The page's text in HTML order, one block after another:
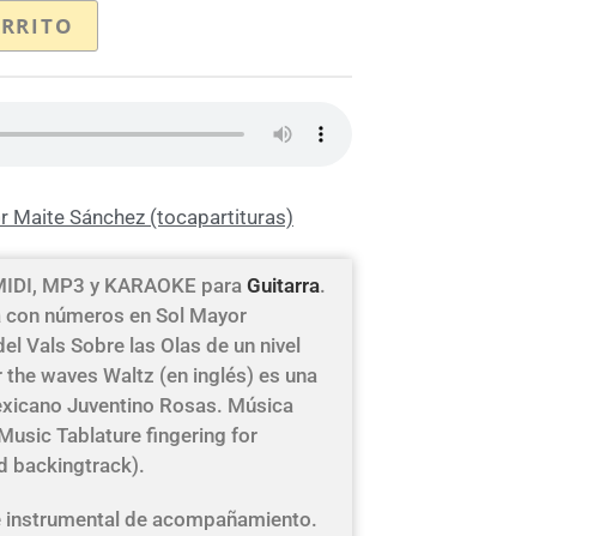
Maite Sánchez (tocapartituras)
MP3 y KARAOKE paraGuitarra.
números en Sol Mayor
Vals Sobre las Olas de un nivel
waves Waltz (en inglés) es una
Juventino Rosas. Música
Tablature fingering for
backingtrack).
instrumental de acompañamiento.